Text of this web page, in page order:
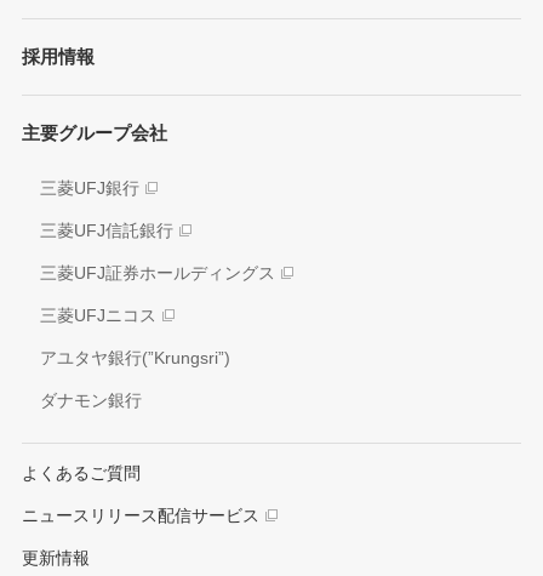
個人投資家の皆さまへ
各種レポート
アナリスト情報
電子公告
情報開示方針
IRお問い合わせ窓口
サステナビリティ経営
方針/ガイドライン
イニシアティブへの参画
環境
社会
ガバナンス
外部評価
社会貢献活動
採用情報
主要グループ会社
三菱UFJ銀行
三菱UFJ信託銀行
三菱UFJ証券ホールディングス
三菱UFJニコス
アユタヤ銀行(”Krungsri”)
ダナモン銀行
よくあるご質問
ニュースリリース配信サービス
更新情報